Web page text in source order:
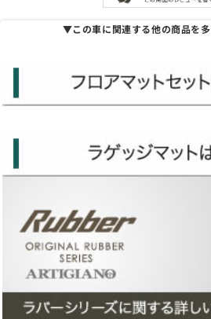
▼この車に関連する他の商品を